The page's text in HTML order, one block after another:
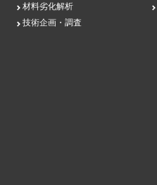
材料劣化解析
技術企画・調査